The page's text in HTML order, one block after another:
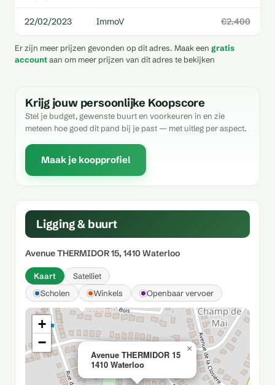
22/02/2023 ImmoV €2.400
Er zijn meer prijzen gevonden op dit adres. Maak een gratis
accountaan om meer prijzen van dit adres te bekijken
Krijg jouw persoonlijke Koopscore
Stel je budget, gewenste buurt en voorkeuren in en zie
meteen hoe goed dit pand bij je past — met uitleg per aspect.
Maak je koopprofiel
Ligging & buurt
Avenue THERMIDOR 15, 1410 Waterloo
Kaart
Satelliet
Scholen
Winkels Openbaar vervoer
Avenue THERMIDOR 15
1410 Waterloo
×
+
−